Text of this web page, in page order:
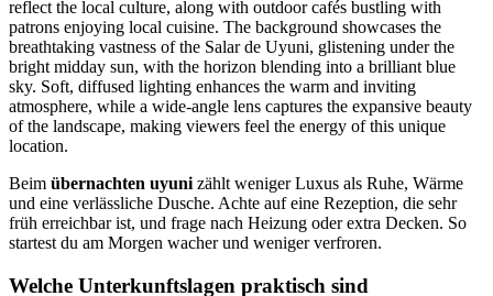
Beim übernachten uyuni zählt weniger Luxus als Ruhe, Wärme
und eine verlässliche Dusche. Achte auf eine Rezeption, die sehr
früh erreichbar ist, und frage nach Heizung oder extra Decken. So
startest du am Morgen wacher und weniger verfroren.
Welche Unterkunftslagen praktisch sind